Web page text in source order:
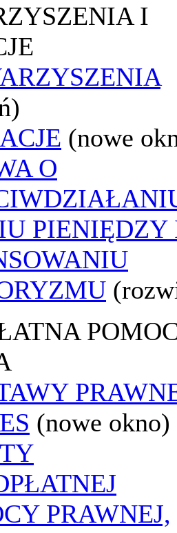
I
(nowe
O
PIENIĘDZY
(nowe okno)
PRAWNEJ,